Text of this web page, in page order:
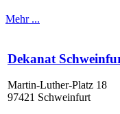
Mehr ...
Dekanat
Martin-Luther-Platz 18
97421 Schweinfurt